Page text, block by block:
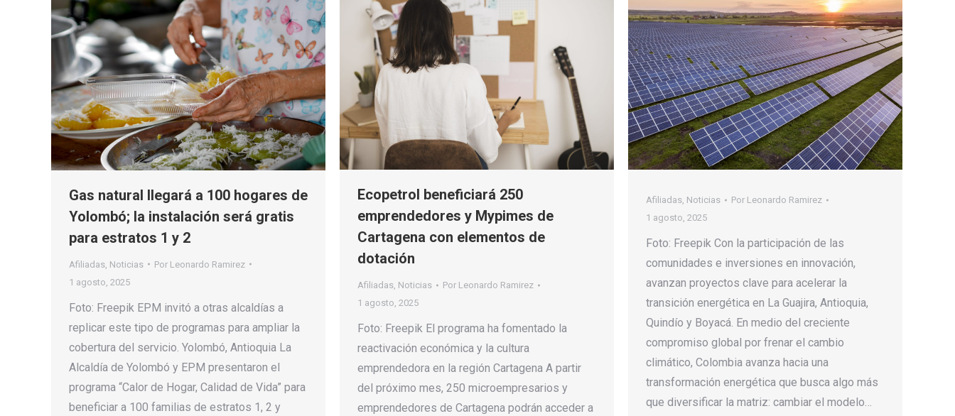
Gas natural llegará a 100 hogares de
Yolombó; la instalación será gratis
para estratos 1 y 2
Afiliadas Noticias Por Leonardo Ramirez
1 agosto, 2025
Foto: Freepik EPM invitó a otras alcaldías a
replicar este tipo de programas para ampliar la
cobertura del servicio. Yolombó, Antioquia La
Alcaldía de Yolombó y EPM presentaron el
programa “Calor de Hogar, Calidad de Vida” para
beneficiar a 100 familias de estratos 1, 2 y
Ecopetrol beneficiará 250
emprendedores y Mypimes de
Cartagena con elementos de
dotación
Afiliadas, Noticias Por Leonardo Ramirez
1 agosto, 2025
Foto: Freepik El programa ha fomentado la
reactivación económica y la cultura
emprendedora en la región Cartagena A partir
del próximo mes, 250 microempresarios y
emprendedores de Cartagena podrán acceder a
Afiliadas, Noticias Por Leonardo Ramirez
1 agosto, 2025
Foto: Freepik Con la participación de las
comunidades e inversiones en innovación,
avanzan proyectos clave para acelerar la
transición energética en La Guajira, Antioquia,
Quindío y Boyacá. En medio del creciente
compromiso global por frenar el cambio
climático, Colombia avanza hacia una
transformación energética que busca algo más
que diversificar la matriz: cambiar el modelo…